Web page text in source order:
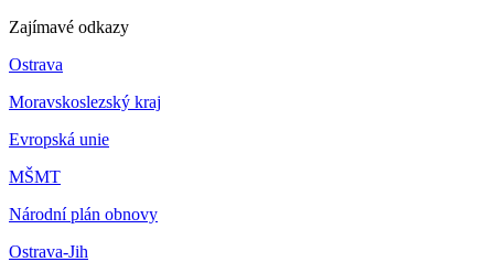
Zajímavé odkazy
Ostrava
Moravskoslezský kraj
Evropská unie
MŠMT
Národní plán obnovy
Ostrava-Jih